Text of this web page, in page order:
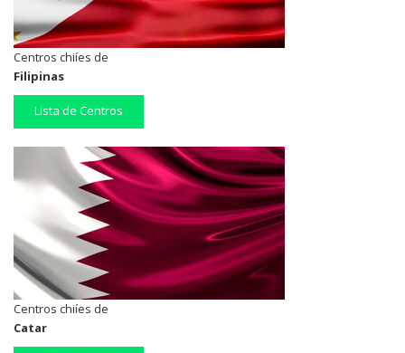
Centros chiíes de
Filipinas
Lista de Centros
Centros chiíes de
Catar